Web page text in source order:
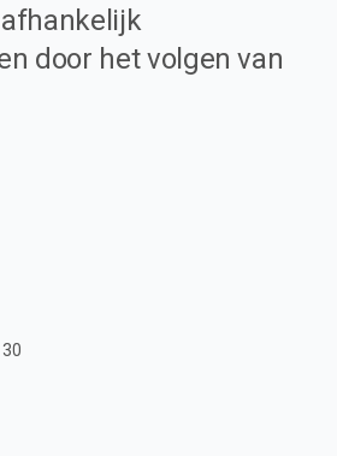
door het volgen van
30